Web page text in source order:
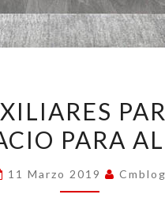
AUXILIARES
PARA
SALÓN:
PARA
11 Marzo 2019 Cmblog